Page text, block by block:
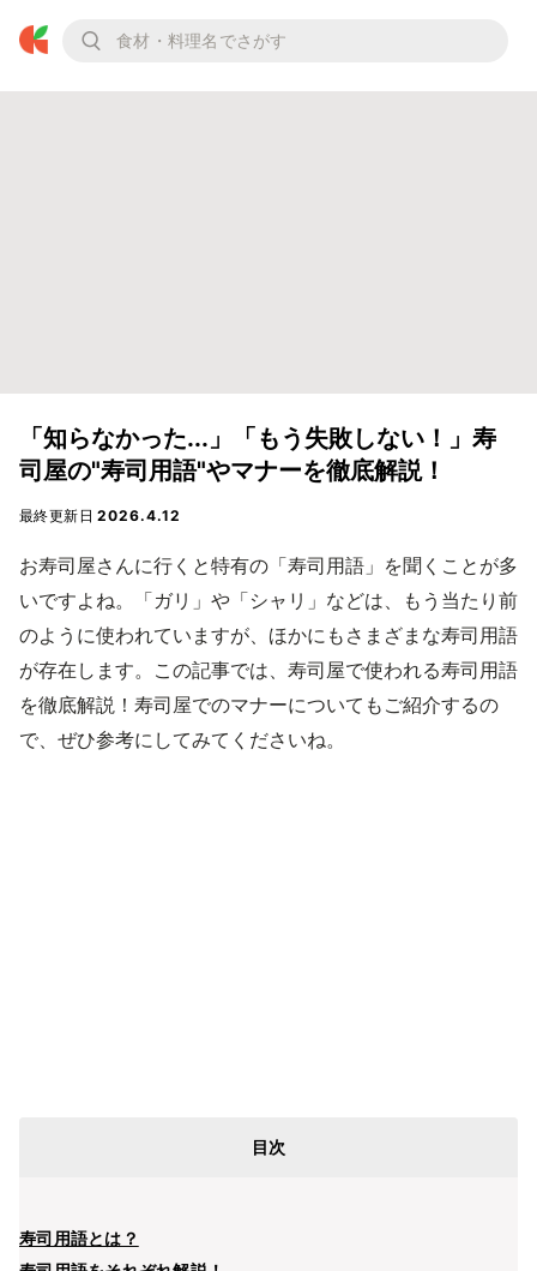
「知らなかった...」「もう失敗しない！」寿
司屋の"寿司用語"やマナーを徹底解説！
最終更新日2026.4.12
お寿司屋さんに行くと特有の「寿司用語」を聞くことが多
いですよね。「ガリ」や「シャリ」などは、もう当たり前
のように使われていますが、ほかにもさまざまな寿司用語
が存在します。この記事では、寿司屋で使われる寿司用語
を徹底解説！寿司屋でのマナーについてもご紹介するの
で、ぜひ参考にしてみてくださいね。
目次
寿司用語とは？